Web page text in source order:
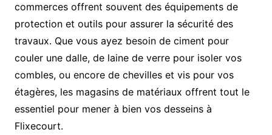
commerces offrent souvent des équipements de
protection et outils pour assurer la sécurité des
travaux. Que vous ayez besoin de ciment pour
couler une dalle, de laine de verre pour isoler vos
combles, ou encore de chevilles et vis pour vos
étagères, les magasins de matériaux offrent tout le
essentiel pour mener à bien vos desseins à
Flixecourt.